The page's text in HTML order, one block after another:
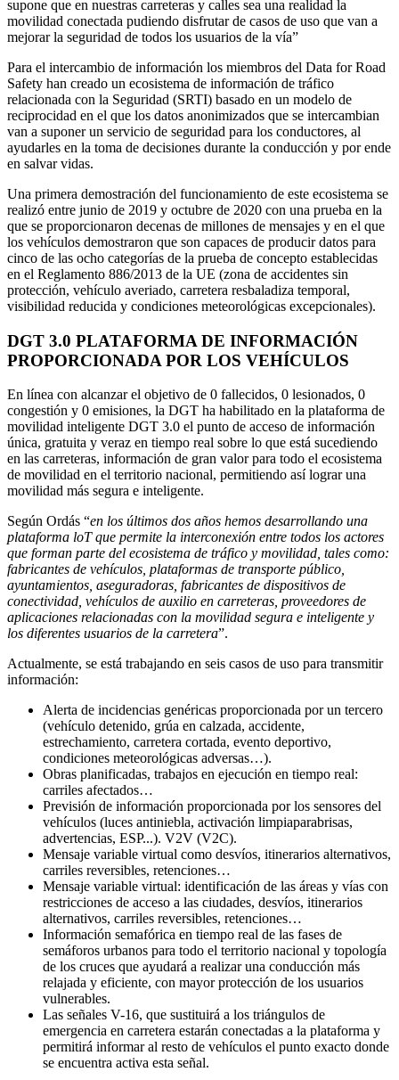
supone que en nuestras carreteras y calles sea una realidad la
movilidad conectada pudiendo disfrutar de casos de uso que van a
mejorar la seguridad de todos los usuarios de la vía”
Para el intercambio de información los miembros del Data for Road
Safety han creado un ecosistema de información de tráfico
relacionada con la Seguridad (SRTI) basado en un modelo de
reciprocidad en el que los datos anonimizados que se intercambian
van a suponer un servicio de seguridad para los conductores, al
ayudarles en la toma de decisiones durante la conducción y por ende
en salvar vidas.
Una primera demostración del funcionamiento de este ecosistema se
realizó entre junio de 2019 y octubre de 2020 con una prueba en la
que se proporcionaron decenas de millones de mensajes y en el que
los vehículos demostraron que son capaces de producir datos para
cinco de las ocho categorías de la prueba de concepto establecidas
en el Reglamento 886/2013 de la UE (zona de accidentes sin
protección, vehículo averiado, carretera resbaladiza temporal,
visibilidad reducida y condiciones meteorológicas excepcionales).
DGT 3.0 PLATAFORMA DE INFORMACIÓN
PROPORCIONADA POR LOS VEHÍCULOS
En línea con alcanzar el objetivo de 0 fallecidos, 0 lesionados, 0
congestión y 0 emisiones, la DGT ha habilitado en la plataforma de
movilidad inteligente DGT 3.0 el punto de acceso de información
única, gratuita y veraz en tiempo real sobre lo que está sucediendo
en las carreteras, información de gran valor para todo el ecosistema
de movilidad en el territorio nacional, permitiendo así lograr una
movilidad más segura e inteligente.
Según Ordás “en los últimos dos años hemos desarrollando una
plataforma loT que permite la interconexión entre todos los actores
que forman parte del ecosistema de tráfico y movilidad, tales como:
fabricantes de vehículos, plataformas de transporte público,
ayuntamientos, aseguradoras, fabricantes de dispositivos de
conectividad, vehículos de auxilio en carreteras, proveedores de
aplicaciones relacionadas con la movilidad segura e inteligente y
los diferentes usuarios de la carretera”.
Actualmente, se está trabajando en seis casos de uso para transmitir
información:
Alerta de incidencias genéricas proporcionada por un tercero
(vehículo detenido, grúa en calzada, accidente,
estrechamiento, carretera cortada, evento deportivo,
condiciones meteorológicas adversas…).
Obras planificadas, trabajos en ejecución en tiempo real:
carriles afectados…
Previsión de información proporcionada por los sensores del
vehículos (luces antiniebla, activación limpiaparabrisas,
advertencias, ESP...). V2V (V2C).
Mensaje variable virtual como desvíos, itinerarios alternativos,
carriles reversibles, retenciones…
Mensaje variable virtual: identificación de las áreas y vías con
restricciones de acceso a las ciudades, desvíos, itinerarios
alternativos, carriles reversibles, retenciones…
Información semafórica en tiempo real de las fases de
semáforos urbanos para todo el territorio nacional y topología
de los cruces que ayudará a realizar una conducción más
relajada y eficiente, con mayor protección de los usuarios
vulnerables.
Las señales V-16, que sustituirá a los triángulos de
emergencia en carretera estarán conectadas a la plataforma y
permitirá informar al resto de vehículos el punto exacto donde
se encuentra activa esta señal.